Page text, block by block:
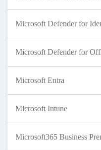
Microsoft Defender for
Microsoft Defender for
Microsoft Entra
Microsoft Intune
Microsoft365 Business